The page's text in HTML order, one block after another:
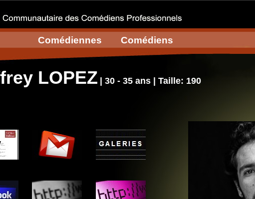
Comédiennes Comédiens
LOPEZ | 30 - 35 ans | Taille: 190